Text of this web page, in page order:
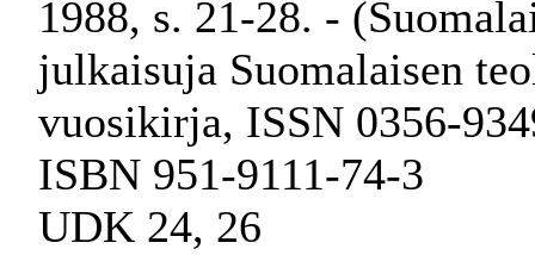
1988, s. 21-28. -
julkaisuja Suomalaisen
vuosikirja, ISSN 0356-
ISBN 951-9111-74-3
UDK 24, 26